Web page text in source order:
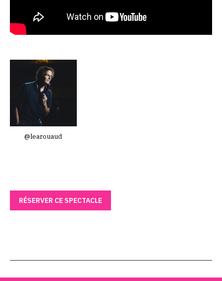
@learouaud
RÉSERVER CE SPECTACLE